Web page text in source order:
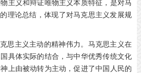
主义和辩证唯物主义本质特征，是对马
理论总结，体现了对马克思主义发展规
思主义主动的精神伟力。马克思主义在
具体实际的结合，与中华优秀传统文化
上由被动转为主动，促进了中国人民的